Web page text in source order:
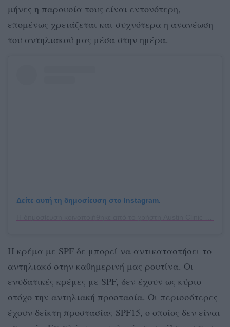
μήνες η παρουσία τους είναι εντονότερη,
επομένως χρειάζεται και συχνότερα η ανανέωση
του αντηλιακού μας μέσα στην ημέρα.
Δείτε αυτή τη δημοσίευση στο Instagram.
Η κρέμα με SPF δε μπορεί να αντικαταστήσει το
αντηλιακό στην καθημερινή μας ρουτίνα. Οι
ενυδατικές κρέμες με SPF, δεν έχουν ως κύριο
στόχο την αντηλιακή προστασία. Οι περισσότερες
έχουν δείκτη προστασίας SPF15, ο οποίος δεν είναι